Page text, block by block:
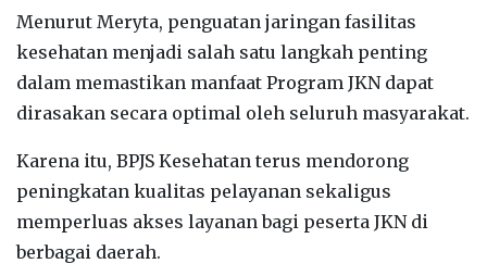
‎Menurut Meryta, penguatan jaringan fasilitas
kesehatan menjadi salah satu langkah penting
dalam memastikan manfaat Program JKN dapat
dirasakan secara optimal oleh seluruh masyarakat.
‎Karena itu, BPJS Kesehatan terus mendorong
peningkatan kualitas pelayanan sekaligus
memperluas akses layanan bagi peserta JKN di
berbagai daerah.